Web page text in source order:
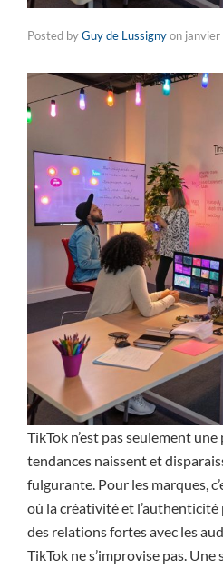
Posted byGuy de Lussignyon
TikTok n’est pas seulement
tendances naissent et
fulgurante. Pour les marques,
où la créativité et
des relations fortes avec les
TikTok ne s’improvise pas.